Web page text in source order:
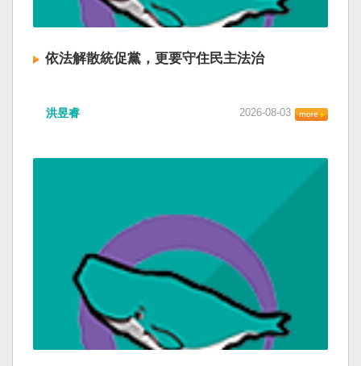
依法解散統促黨，更要守住民主法治
洪昱睿 2026-08-03